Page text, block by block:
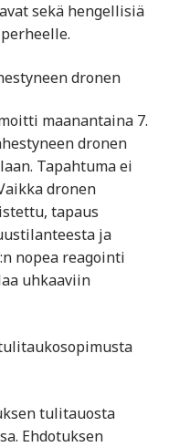
sekä hengellisiä
dronen
maanantaina 7.
dronen
Tapahtuma ei
dronen
tapaus
ja
nopea reagointi
uhkaaviin
tulitauosta
Ehdotuksen